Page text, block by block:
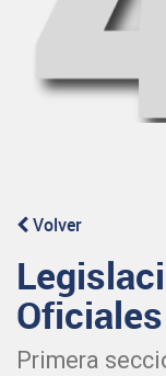
Volver
Oficiales
Primera